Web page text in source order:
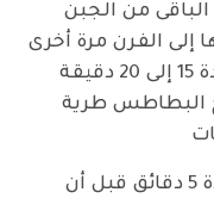
من الجبن
إلى الفرن مرة أخرى
بدون غطاء الفويل لتخبز لمدة 15 إلى 20 دقيقة
البطاطس طرية
اخرجيها من الفرن لتهدأ لمدة 5 دقائق قبل أن